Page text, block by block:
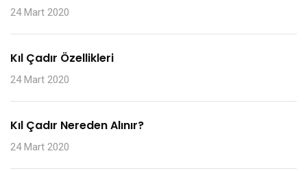
24 Mart 2020
Kıl Çadır Özellikleri
24 Mart 2020
Kıl Çadır Nereden Alınır?
24 Mart 2020